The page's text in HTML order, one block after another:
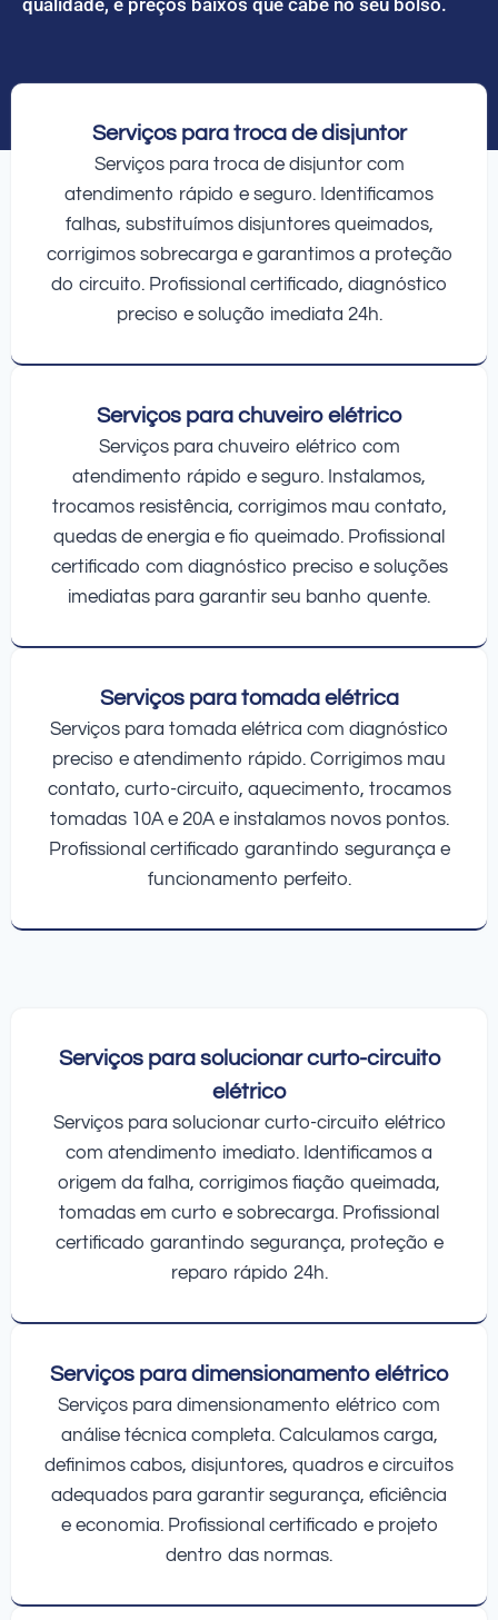
Serviços para troca de disjuntor
Serviços para troca de disjuntor com
atendimento rápido e seguro. Identificamos
falhas, substituímos disjuntores queimados,
corrigimos sobrecarga e garantimos a proteção
do circuito. Profissional certificado, diagnóstico
preciso e solução imediata 24h.
Serviços para chuveiro elétrico
Serviços para chuveiro elétrico com
atendimento rápido e seguro. Instalamos,
trocamos resistência, corrigimos mau contato,
quedas de energia e fio queimado. Profissional
certificado com diagnóstico preciso e soluções
imediatas para garantir seu banho quente.
Serviços para tomada elétrica
Serviços para tomada elétrica com diagnóstico
preciso e atendimento rápido. Corrigimos mau
contato, curto-circuito, aquecimento, trocamos
tomadas 10A e 20A e instalamos novos pontos.
Profissional certificado garantindo segurança e
funcionamento perfeito.
Serviços para solucionar curto-circuito
elétrico
Serviços para solucionar curto-circuito elétrico
com atendimento imediato. Identificamos a
origem da falha, corrigimos fiação queimada,
tomadas em curto e sobrecarga. Profissional
certificado garantindo segurança, proteção e
reparo rápido 24h.
Serviços para dimensionamento elétrico
Serviços para dimensionamento elétrico com
análise técnica completa. Calculamos carga,
definimos cabos, disjuntores, quadros e circuitos
adequados para garantir segurança, eficiência
e economia. Profissional certificado e projeto
dentro das normas.